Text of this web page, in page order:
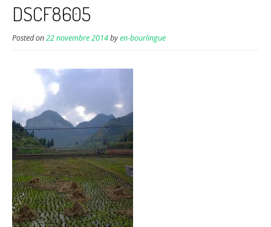
DSCF8605
Posted on22 novembre 2014byen-bourlingue